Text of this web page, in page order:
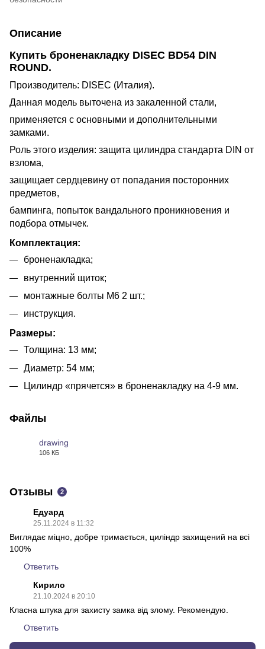
Описание
Купить броненакладку DISEC BD54 DIN
ROUND.
Производитель: DISEC (Италия).
Данная модель выточена из закаленной стали,
применяется с основными и дополнительными
замками.
Роль этого изделия: защита цилиндра стандарта DIN от
взлома,
защищает сердцевину от попадания посторонних
предметов,
бампинга, попыток вандального проникновения и
подбора отмычек.
Комплектация:
броненакладка;
внутренний щиток;
монтажные болты М6 2 шт.;
инструкция.
Размеры:
Толщина: 13 мм;
Диаметр: 54 мм;
Цилиндр «прячется» в броненакладку на 4-9 мм.
Файлы
drawing
106 КБ
Отзывы 2
Едуард
25.11.2024 в 11:32
Виглядає міцно, добре тримається, циліндр захищений на всі
100%
Ответить
Кирило
21.10.2024 в 20:10
Класна штука для захисту замка від злому. Рекомендую.
Ответить